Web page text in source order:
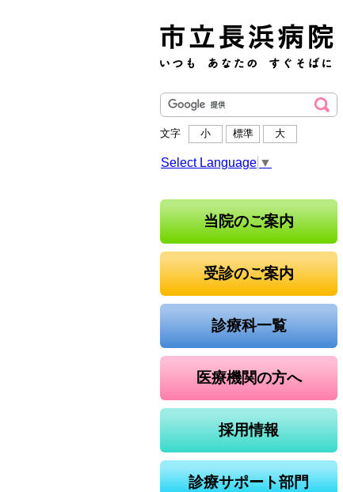
文字 小 標準 大
Select Language ▼
当院のご案内
受診のご案内
診療科一覧
医療機関の方へ
採用情報
診療サポート部門